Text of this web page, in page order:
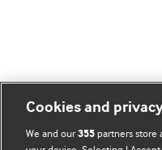
Cookies and
We and our355 partners store